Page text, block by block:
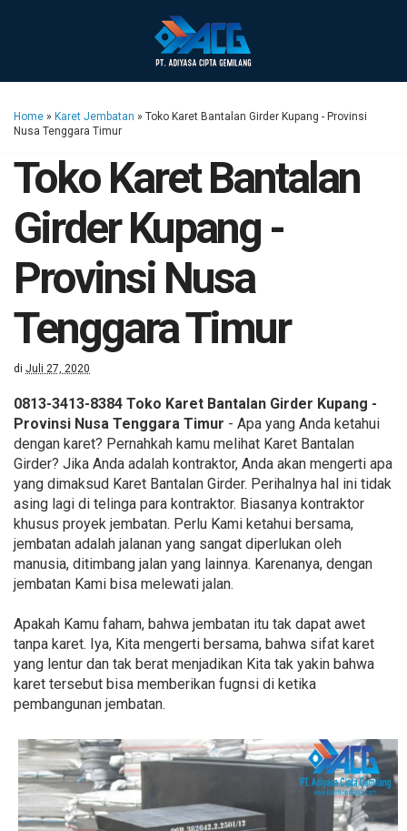
Home » Karet Jembatan » Toko Karet Bantalan Girder Kupang - Provinsi
Nusa Tenggara Timur
Toko Karet Bantalan
Girder Kupang -
Provinsi Nusa
Tenggara Timur
di Juli 27, 2020
0813-3413-8384 Toko Karet Bantalan Girder Kupang -
Provinsi Nusa Tenggara Timur - Apa yang Anda ketahui
dengan karet? Pernahkah kamu melihat Karet Bantalan
Girder? Jika Anda adalah kontraktor, Anda akan mengerti apa
yang dimaksud Karet Bantalan Girder. Perihalnya hal ini tidak
asing lagi di telinga para kontraktor. Biasanya kontraktor
khusus proyek jembatan. Perlu Kami ketahui bersama,
jembatan adalah jalanan yang sangat diperlukan oleh
manusia, ditimbang jalan yang lainnya. Karenanya, dengan
jembatan Kami bisa melewati jalan.
Apakah Kamu faham, bahwa jembatan itu tak dapat awet
tanpa karet. Iya, Kita mengerti bersama, bahwa sifat karet
yang lentur dan tak berat menjadikan Kita tak yakin bahwa
karet tersebut bisa memberikan fugnsi di ketika
pembangunan jembatan.